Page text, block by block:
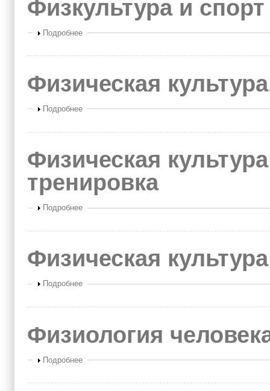
Физкультура и спорт
Показать
Подробнее
Физическая
Показать
Подробнее
Физическая
тренировка
Показать
Подробнее
Физическая
Показать
Подробнее
Физиология
Показать
Подробнее